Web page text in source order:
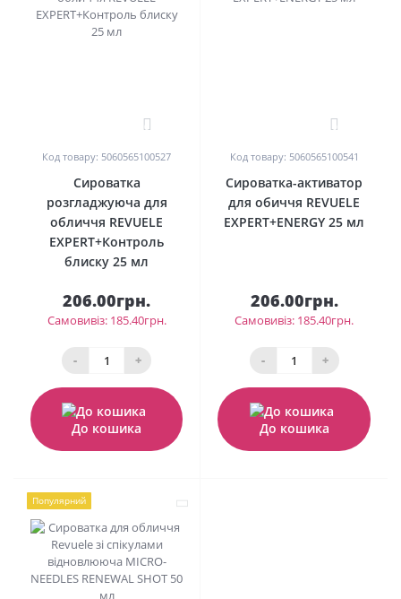
Код товару: 5060565100527
Сироватка
розгладжуюча для
обличчя REVUELE
EXPERT+Контроль
блиску 25 мл
206.00грн.
Самовивіз: 185.40грн.
- +
До кошика
Код товару: 5060565100541
Сироватка-активатор
для обиччя REVUELE
EXPERT+ENERGY 25 мл
206.00грн.
Самовивіз: 185.40грн.
- +
До кошика
Популярний